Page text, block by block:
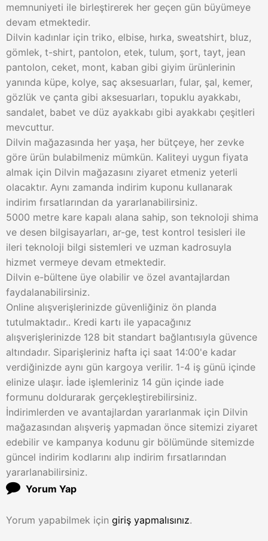
memnuniyeti ile birleştirerek her geçen gün büyümeye
devam etmektedir.
Dilvin kadınlar için triko, elbise, hırka, sweatshirt, bluz,
gömlek, t-shirt, pantolon, etek, tulum, şort, tayt, jean
pantolon, ceket, mont, kaban gibi giyim ürünlerinin
yanında küpe, kolye, saç aksesuarları, fular, şal, kemer,
gözlük ve çanta gibi aksesuarları, topuklu ayakkabı,
sandalet, babet ve düz ayakkabı gibi ayakkabı çeşitleri
mevcuttur.
Dilvin mağazasında her yaşa, her bütçeye, her zevke
göre ürün bulabilmeniz mümkün. Kaliteyi uygun fiyata
almak için Dilvin mağazasını ziyaret etmeniz yeterli
olacaktır. Aynı zamanda indirim kuponu kullanarak
indirim fırsatlarından da yararlanabilirsiniz.
5000 metre kare kapalı alana sahip, son teknoloji shima
ve desen bilgisayarları, ar-ge, test kontrol tesisleri ile
ileri teknoloji bilgi sistemleri ve uzman kadrosuyla
hizmet vermeye devam etmektedir.
Dilvin e-bültene üye olabilir ve özel avantajlardan
faydalanabilirsiniz.
Online alışverişlerinizde güvenliğiniz ön planda
tutulmaktadır.. Kredi kartı ile yapacağınız
alışverişlerinizde 128 bit standart bağlantısıyla güvence
altındadır. Siparişleriniz hafta içi saat 14:00'e kadar
verdiğinizde aynı gün kargoya verilir. 1-4 iş günü içinde
elinize ulaşır. İade işlemleriniz 14 gün içinde iade
formunu doldurarak gerçekleştirebilirsiniz.
İndirimlerden ve avantajlardan yararlanmak için Dilvin
mağazasından alışveriş yapmadan önce sitemizi ziyaret
edebilir ve kampanya kodunu gir bölümünde sitemizde
güncel indirim kodlarını alıp indirim fırsatlarından
yararlanabilirsiniz.
Yorum Yap
Yorum yapabilmek için giriş yapmalısınız.